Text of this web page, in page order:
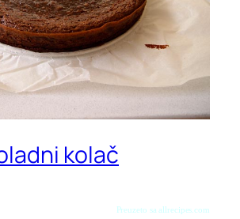
kolač
Preuzeto sa allrecipes.com